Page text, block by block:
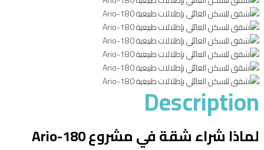
Description
لماذا شراء شقة في مشروع Ario-180